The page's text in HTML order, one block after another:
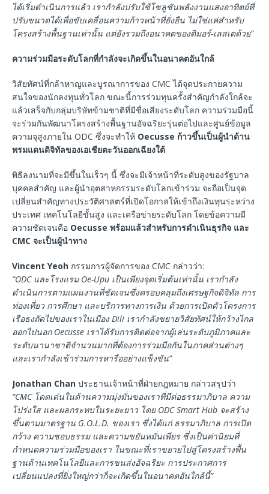
ได้เริ่มดำเนินการแล้ว เรากำลังปรับใช้โซลูชันพลังงานแสงอาทิตย์ที่
ปรับขนาดได้เพื่อขับเคลื่อนความก้าวหน้าที่ยั่งยืน ไม่ใช่แค่สำหรับ
โครงสร้างพื้นฐานเท่านั้น แต่ยังรวมถึงอนาคตของติมอร์-เลสเตด้วย”
ความร่วมมือระดับโลกที่กำลังจะเกิดขึ้นในอนาคตอันใกล้
วิสัยทัศน์ที่กล้าหาญและบูรณาการของ CMC ได้จุดประกายความ
สนใจของนักลงทุนทั่วโลก ขณะนี้การร่วมทุนครั้งสำคัญกำลังใกล้จะ
แล้วเสร็จกับกลุ่มบริษัทข้ามชาติที่มีชื่อเสียงระดับโลก ความร่วมมือนี้
จะร่วมกันพัฒนาโครงสร้างพื้นฐานอัจฉริยะรุ่นต่อไปและศูนย์ข้อมูล
ความจุสูงภายใน ODC ซึ่งจะทำให้ Oecusse ก้าวขึ้นเป็นผู้นำด้าน
พรมแดนดิจิทัลของเอเชียตะวันออกเฉียงใต้
พิธีลงนามที่จะมีขึ้นในเร็วๆ นี้ ซึ่งจะมีเจ้าหน้าที่ระดับสูงของรัฐบาล
บุคคลสำคัญ และผู้นำอุตสาหกรรมระดับโลกเข้าร่วม จะถือเป็นจุด
เปลี่ยนสำคัญทางประวัติศาสตร์ที่เปิดโอกาสให้เข้าถึงเงินทุนระหว่าง
ประเทศ เทคโนโลยีขั้นสูง และเครือข่ายระดับโลก โดยข้อความมี
ความชัดเจนคือ Oecusse พร้อมแล้วสำหรับการดำเนินธุรกิจ และ
CMC จะเป็นผู้นำทาง
Vincent Yeoh กรรมการผู้จัดการของ CMC กล่าวว่า:
“ODC และโรงแรม Oe-Upu เป็นเพียงจุดเริ่มต้นเท่านั้น เรากำลัง
ดำเนินการตามแผนงานที่ชัดเจนซึ่งครอบคลุมถึงเศรษฐกิจดิจิทัล การ
ท่องเที่ยว การศึกษา และบริการทางการเงิน ด้วยการเปิดตัวโครงการ
เรือธงถัดไปของเราในเมือง Dili เรากำลังขยายวิสัยทัศน์ให้กว้างไกล
ออกไปนอก Oecusse เราได้รับการติดต่อจากผู้เล่นระดับภูมิภาคและ
ระดับนานาชาติจำนวนมากที่ต้องการร่วมมือกันในภาคส่วนต่างๆ
และเรากำลังเข้าร่วมการหารืออย่างแข็งขัน”
Jonathan Chan ประธานเจ้าหน้าที่ฝ่ายกฎหมาย กล่าวสรุปว่า
“CMC โดดเด่นในด้านความมุ่งมั่นของเราที่มีต่อธรรมาภิบาล ความ
โปร่งใส และผลกระทบในระยะยาว โดย ODC Smart Hub จะสร้าง
ขึ้นตามมาตรฐาน G.O.L.D. ของเรา ซึ่งได้แก่ ธรรมาภิบาล การเปิด
กว้าง ความชอบธรรม และความขยันหมั่นเพียร ซึ่งเป็นค่านิยมที่
กำหนดความร่วมมือของเรา ในขณะที่เราขยายไปสู่โครงสร้างพื้น
ฐานด้านเทคโนโลยีและการขนส่งอัจฉริยะ การประกาศการ
เปลี่ยนแปลงที่ยิ่งใหญ่กว่าก็จะเกิดขึ้นในอนาคตอันใกล้นี้”